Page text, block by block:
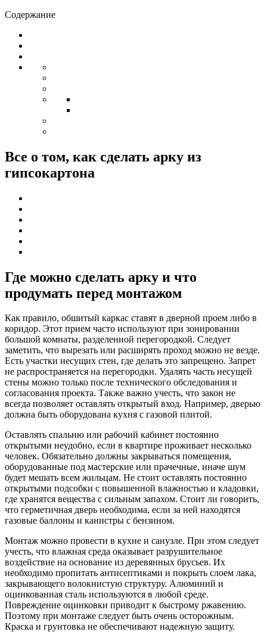
Содержание
Все о том, как сделать арку из
гипсокартона
Где можно сделать арку и что
продумать перед монтажом
Как правило, обшитый каркас ставят в дверной проем либо в
коридор. Этот прием часто используют при зонировании
большой комнаты, разделенной перегородкой. Следует
заметить, что вырезать или расширять проход можно не везде.
Есть участки несущих стен, где делать это запрещено. Запрет
не распространяется на перегородки. Удалять часть несущей
стены можно только после технического обследования и
согласования проекта. Также важно учесть, что закон не
всегда позволяет оставлять открытый вход. Например, дверью
должна быть оборудована кухня с газовой плитой.
Оставлять спальню или рабочий кабинет постоянно
открытыми неудобно, если в квартире проживает несколько
человек. Обязательно должны закрываться помещения,
оборудованные под мастерские или прачечные, иначе шум
будет мешать всем жильцам. Не стоит оставлять постоянно
открытыми подсобки с повышенной влажностью и кладовки,
где хранятся вещества с сильным запахом. Стоит ли говорить,
что герметичная дверь необходима, если за ней находятся
газовые баллоны и канистры с бензином.
Монтаж можно провести в кухне и санузле. При этом следует
учесть, что влажная среда оказывает разрушительное
воздействие на основание из деревянных брусьев. Их
необходимо пропитать антисептиками и покрыть слоем лака,
закрывающего волокнистую структуру. Алюминий и
оцинкованная сталь используются в любой среде.
Повреждение оцинковки приводит к быстрому ржавению.
Поэтому при монтаже следует быть очень осторожным.
Краска и грунтовка не обеспечивают надежную защиту.